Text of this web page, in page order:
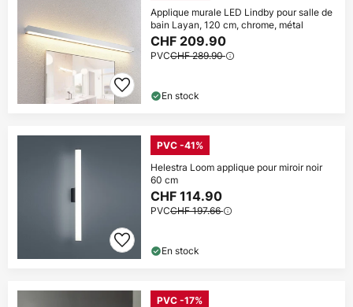
Applique murale LED Lindby pour salle de
bain Layan, 120 cm, chrome, métal
CHF 209.90
PVCCHF 289.90
En stock
PVC -41%
Helestra Loom applique pour miroir noir
60 cm
CHF 114.90
PVCCHF 197.66
En stock
PVC -17%